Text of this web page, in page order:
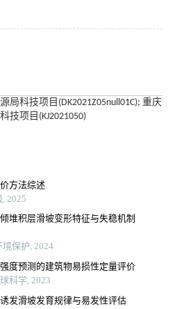
局科技项目(DK2021Z05null01C); 重庆
技项目(KJ2021050)